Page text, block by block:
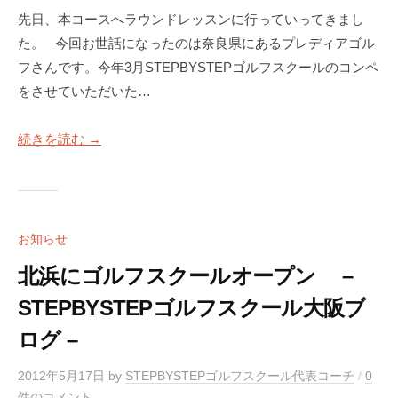
先日、本コースへラウンドレッスンに行っていってきまし
た。 今回お世話になったのは奈良県にあるプレディアゴル
フさんです。今年3月STEPBYSTEPゴルフスクールのコンペ
をさせていただいた…
続きを読む →
お知らせ
北浜にゴルフスクールオープン –
STEPBYSTEPゴルフスクール大阪ブ
ログ –
2012年5月17日 by STEPBYSTEPゴルフスクール代表コーチ / 0